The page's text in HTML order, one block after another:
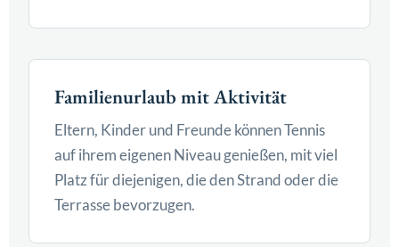
Familienurlaub mit Aktivität
Eltern, Kinder und Freunde können Tennis
auf ihrem eigenen Niveau genießen, mit viel
Platz für diejenigen, die den Strand oder die
Terrasse bevorzugen.